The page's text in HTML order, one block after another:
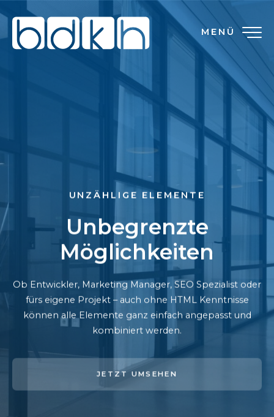
MENÜ
UNZÄHLIGE ELEMENTE
Unbegrenzte
Möglichkeiten
Ob Entwickler, Marketing Manager, SEO Spezialist oder
fürs eigene Projekt – auch ohne HTML Kenntnisse
können alle Elemente ganz einfach angepasst und
kombiniert werden.
JETZT UMSEHEN